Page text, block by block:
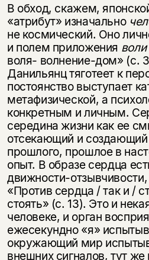
В обход, скажем,
«атрибут» изначально
не космический. Оно
и полем приложения воли
воля- волнение-дом» (с.
Данильянц тяготеет к
постоянство выступа­ет
метафизи­ческой, а
конкретным и личным.
середина жизни как ее
отсекающий и
прошлого, прошлое в
опыт. В образе сердца
движности-
«Против сердца / так и /
стоять» (с. 13). Это и
человеке, и орган
ежесе­кундно «я»
окружающий мир
внешних сигна­лов, тут